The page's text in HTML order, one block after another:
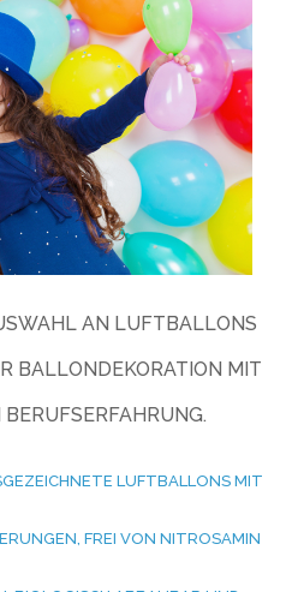
AN LUFTBALLONS
BALLONDEKORATION MIT
LUFTBALLONS MIT
FREI VON NITROSAMIN